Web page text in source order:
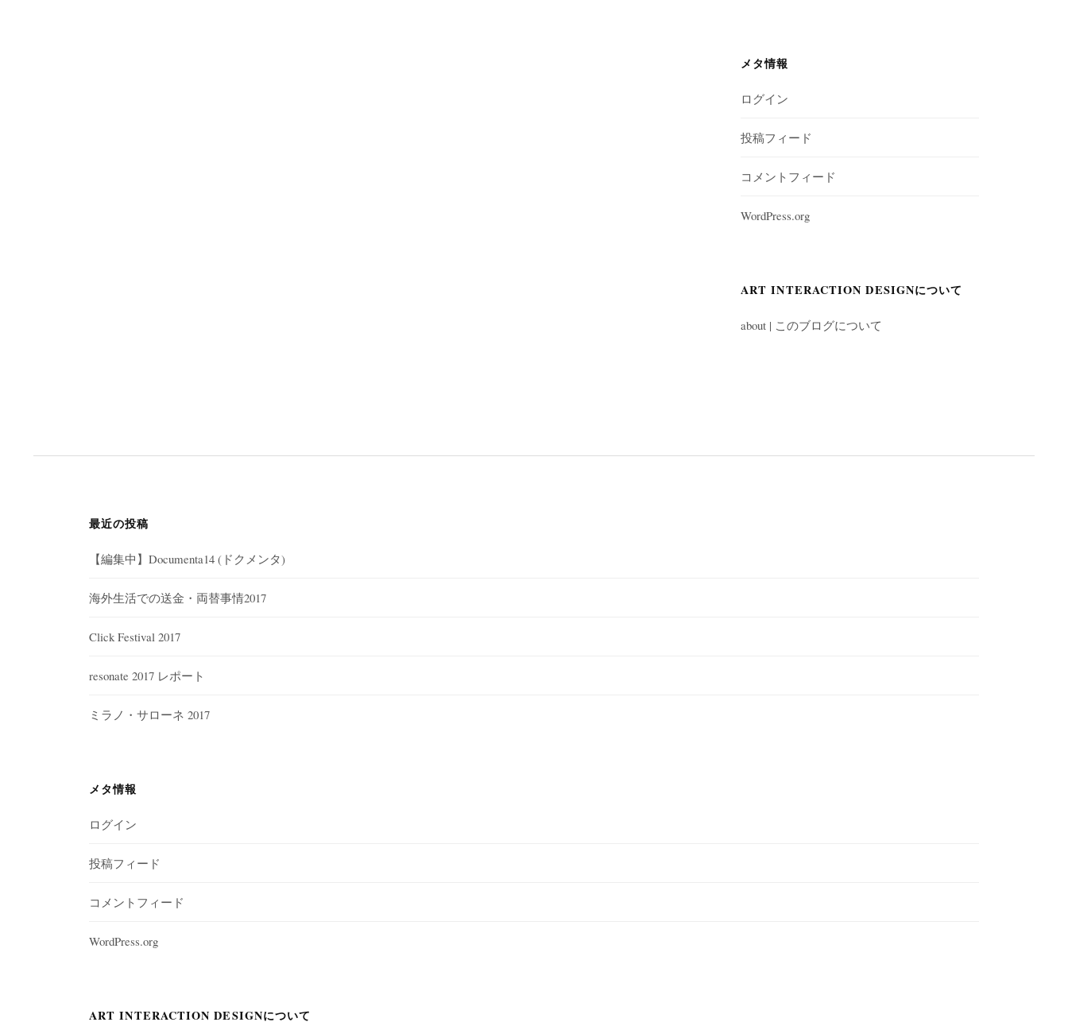
メタ情報
ログイン
投稿フィード
コメントフィード
WordPress.org
ART INTERACTION DESIGNについて
about | このブログについて
最近の投稿
【編集中】Documenta14 (ドクメンタ)
海外生活での送金・両替事情2017
Click Festival 2017
resonate 2017 レポート
ミラノ・サローネ 2017
メタ情報
ログイン
投稿フィード
コメントフィード
WordPress.org
ART INTERACTION DESIGNについて